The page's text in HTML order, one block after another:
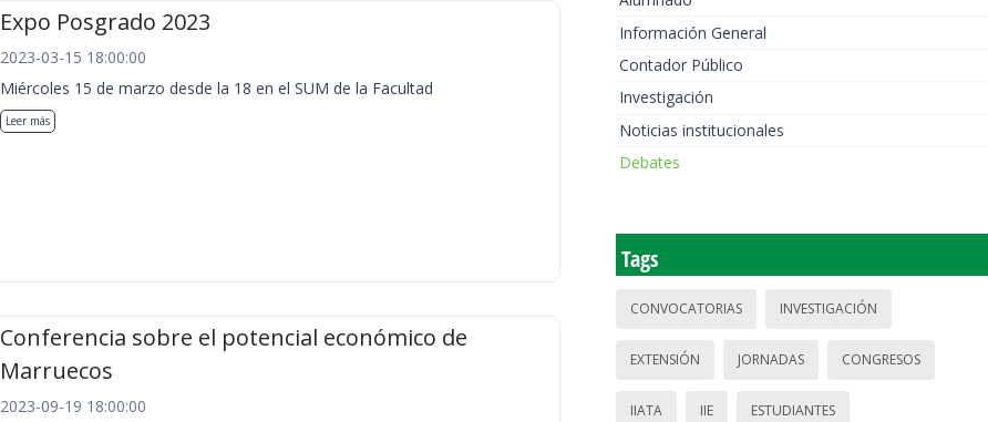
Expo Posgrado 2023
2023-03-15 18:00:00
Miércoles 15 de marzo desde la 18 en el SUM de la Facultad
Leer más
Conferencia sobre el potencial económico de
Marruecos
2023-09-19 18:00:00
Información General
Contador Público
Investigación
Noticias institucionales
Debates
Tags
CONVOCATORIAS INVESTIGACIÓN
EXTENSIÓN JORNADAS CONGRESOS
IIATA IIE ESTUDIANTES